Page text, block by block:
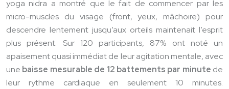
yoga nidra a montré que le fait de commencer par les
micro-muscles du visage (front, yeux, mâchoire) pour
descendre lentement jusqu’aux orteils maintenait l’esprit
plus présent. Sur 120 participants, 87% ont noté un
apaisement quasi immédiat de leur agitation mentale, avec
une baisse mesurable de 12 battements par minute de
leur rythme cardiaque en seulement 10 minutes.